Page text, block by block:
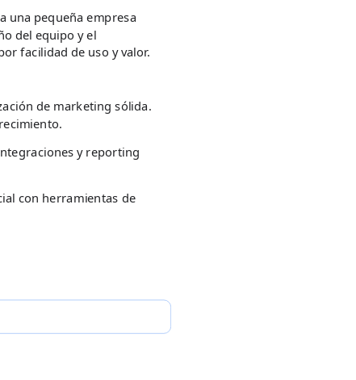
una pequeña empresa
del equipo y el
facilidad de uso y valor.
de marketing sólida.
y reporting
con herramientas de